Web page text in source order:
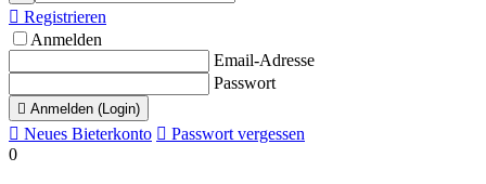
 Registrieren
Anmelden
Email-Adresse
Passwort
 Anmelden (Login)
 Neues Bieterkonto  Passwort vergessen
0